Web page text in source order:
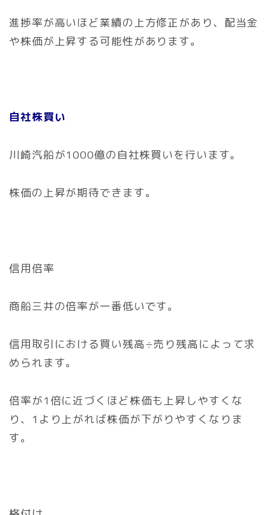
進捗率が高いほど業績の上方修正があり、配当金
や株価が上昇する可能性があります。
自社株買い
川崎汽船が1000億の自社株買いを行います。
株価の上昇が期待できます。
信用倍率
商船三井の倍率が一番低いです。
信用取引における買い残高÷売り残高によって求
められます。
倍率が1倍に近づくほど株価も上昇しやすくな
り、1より上がれば株価が下がりやすくなりま
す。